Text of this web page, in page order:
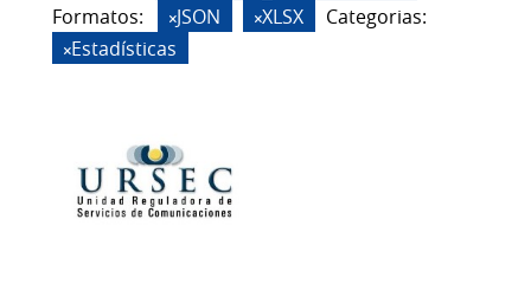
Formatos:
JSON XLSX
Categorias:
Estadísticas